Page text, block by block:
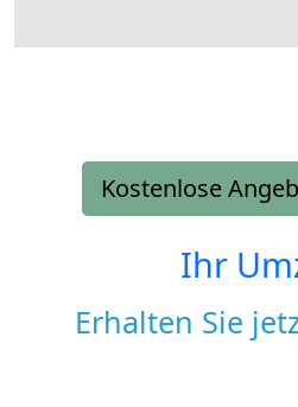
Kostenlose
Ihr
Erhalten Sie